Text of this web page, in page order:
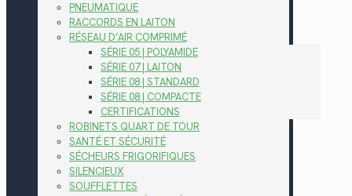
PNEUMATIQUE
RACCORDS EN LAITON
RÉSEAU D’AIR COMPRIMÉ
SÉRIE 05 | POLYAMIDE
SÉRIE 07 | LAITON
SÉRIE 08 | STANDARD
SÉRIE 08 | COMPACTE
CERTIFICATIONS
ROBINETS QUART DE TOUR
SANTÉ ET SÉCURITÉ
SÉCHEURS FRIGORIFIQUES
SILENCIEUX
SOUFFLETTES